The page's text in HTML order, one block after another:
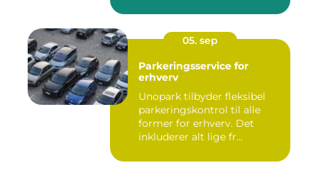
05. sep
Parkeringsservice for
erhverv
Unopark tilbyder fleksibel
parkeringskontrol til alle
former for erhverv. Det
inkluderer alt lige fr...